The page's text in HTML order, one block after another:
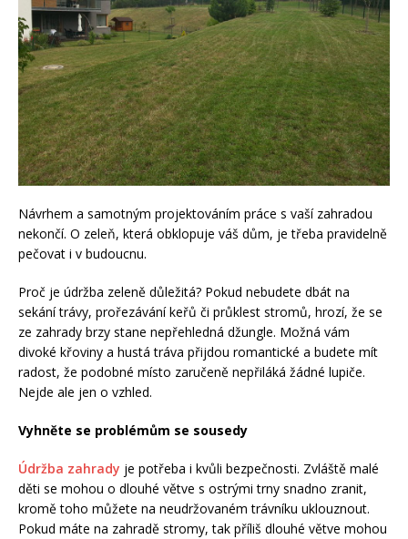
Návrhem a samotným projektováním práce s vaší zahradou
nekončí. O zeleň, která obklopuje váš dům, je třeba pravidelně
pečovat i v budoucnu.
Proč je údržba zeleně důležitá? Pokud nebudete dbát na
sekání trávy, prořezávání keřů či průklest stromů, hrozí, že se
ze zahrady brzy stane nepřehledná džungle. Možná vám
divoké křoviny a hustá tráva přijdou romantické a budete mít
radost, že podobné místo zaručeně nepřiláká žádné lupiče.
Nejde ale jen o vzhled.
Vyhněte se problémům se sousedy
Údržba zahrady je potřeba i kvůli bezpečnosti. Zvláště malé
děti se mohou o dlouhé větve s ostrými trny snadno zranit,
kromě toho můžete na neudržovaném trávníku uklouznout.
Pokud máte na zahradě stromy, tak příliš dlouhé větve mohou